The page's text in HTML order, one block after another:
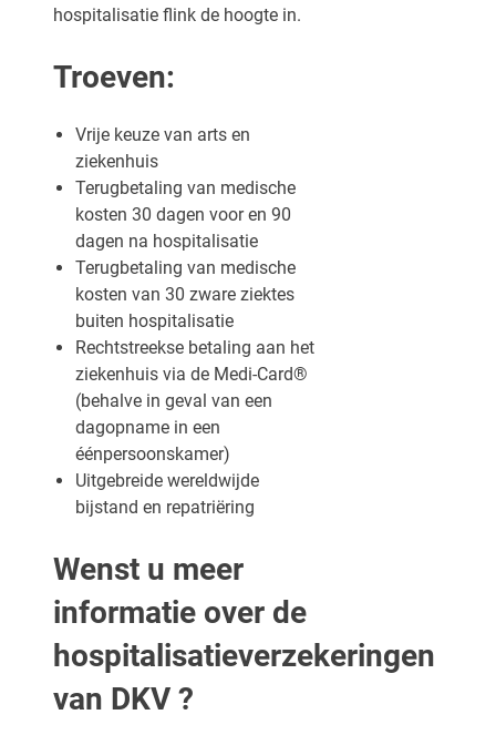
hospitalisatie flink de hoogte in.
Troeven:
Vrije keuze van arts en
ziekenhuis
Terugbetaling van medische
kosten 30 dagen voor en 90
dagen na hospitalisatie
Terugbetaling van medische
kosten van 30 zware ziektes
buiten hospitalisatie
Rechtstreekse betaling aan het
ziekenhuis via de Medi-Card®
(behalve in geval van een
dagopname in een
éénpersoonskamer)
Uitgebreide wereldwijde
bijstand en repatriëring
Wenst u meer
informatie over de
hospitalisatieverzekeringen
van DKV ?